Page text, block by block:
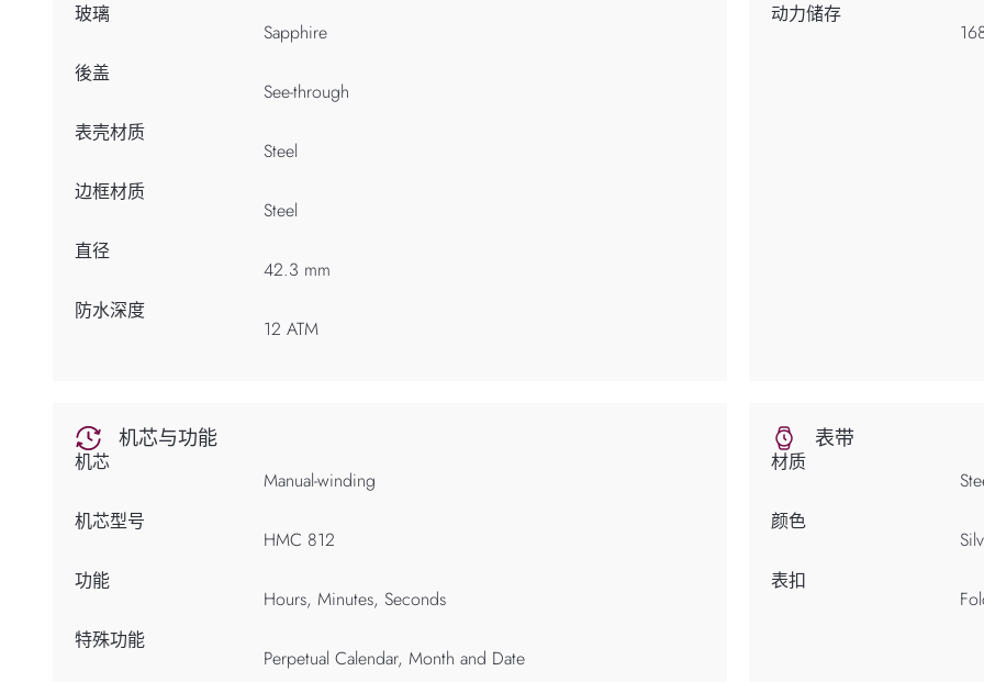
玻璃
Sapphire
後盖
See-through
表壳材质
Steel
边框材质
Steel
直径
42.3 mm
防水深度
12 ATM
动力储存
机芯与功能
机芯
Manual-winding
机芯型号
HMC 812
功能
Hours, Minutes, Seconds
特殊功能
Perpetual Calendar, Month and Date
表带
材质
颜色
表扣